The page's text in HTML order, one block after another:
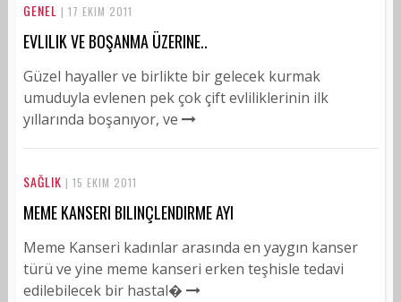
GENEL | 17 EKIM 2011
EVLILIK VE BOŞANMA ÜZERINE..
Güzel hayaller ve birlikte bir gelecek kurmak
umuduyla evlenen pek çok çift evliliklerinin ilk
yıllarında boşanıyor, ve
SAĞLIK | 15 EKIM 2011
MEME KANSERI BILINÇLENDIRME AYI
Meme Kanseri kadınlar arasında en yaygın kanser
türü ve yine meme kanseri erken teşhisle tedavi
edilebilecek bir hastal�